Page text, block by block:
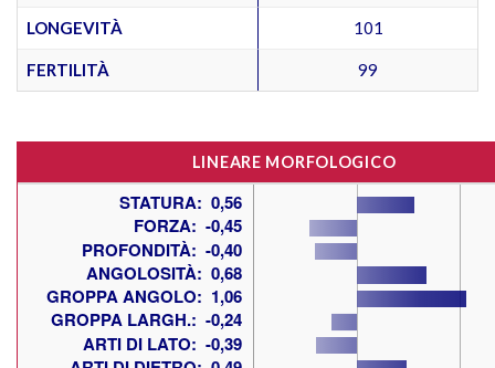
LONGEVITÀ 101
FERTILITÀ 99
LINEARE MORFOLOGICO